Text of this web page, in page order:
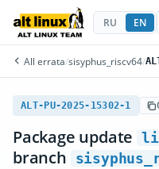
RU EN
All errata/sisyphus_riscv64/
ALT-PU-2025-15302-1
Package update
branch